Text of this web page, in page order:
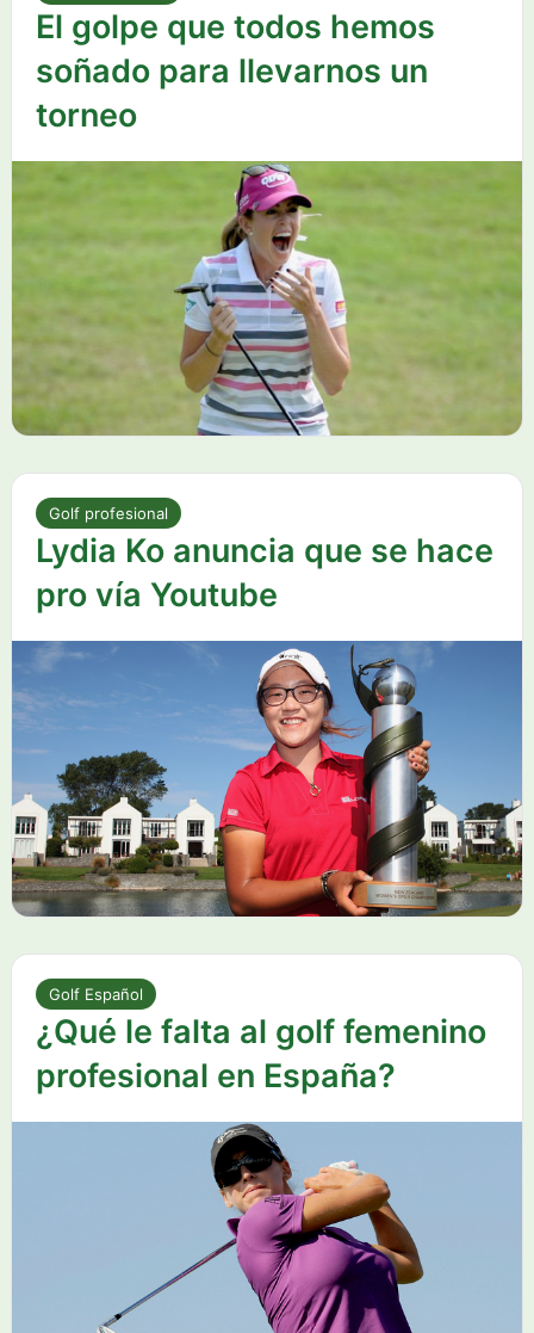
El golpe que todos hemos
soñado para llevarnos un
torneo
Golf profesional
Lydia Ko anuncia que se hace
pro vía Youtube
Golf Español
¿Qué le falta al golf femenino
profesional en España?